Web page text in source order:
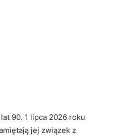
90. 1 lipca 2026 roku
jej związek z